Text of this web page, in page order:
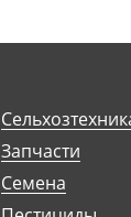
Запчасти
Семена